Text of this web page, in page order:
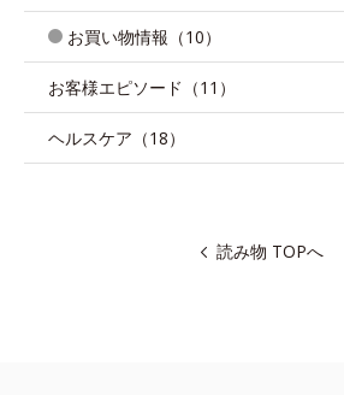
お買い物情報（10）
お客様エピソード（11）
ヘルスケア（18）
読み物 TOPへ